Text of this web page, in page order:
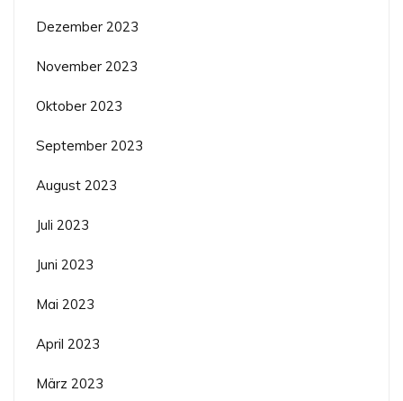
Dezember 2023
November 2023
Oktober 2023
September 2023
August 2023
Juli 2023
Juni 2023
Mai 2023
April 2023
März 2023